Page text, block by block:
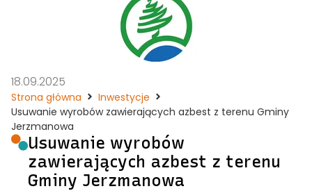
18.09.2025
Strona główna
Inwestycje
Usuwanie wyrobów zawierających azbest z terenu Gminy
Jerzmanowa
Usuwanie wyrobów
zawierających azbest z terenu
Gminy Jerzmanowa